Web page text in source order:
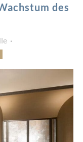
des